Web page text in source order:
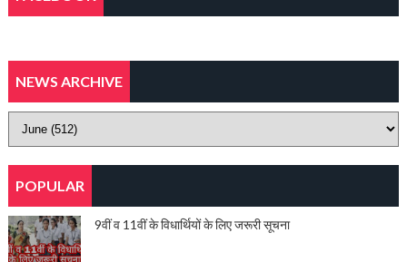
NEWS ARCHIVE
POPULAR
9वीं व 11वीं के विधार्थियों के लिए जरूरी सूचना